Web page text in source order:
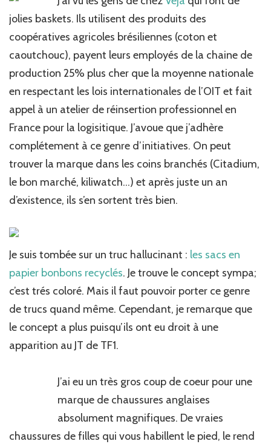
jolies baskets. Ils utilisent des produits des
coopératives agricoles brésiliennes (coton et
caoutchouc), payent leurs employés de la chaine de
production 25% plus cher que la moyenne nationale
en respectant les lois internationales de l’OIT et fait
appel à un atelier de réinsertion professionnel en
France pour la logisitique. J’avoue que j’adhère
complétement à ce genre d’initiatives. On peut
trouver la marque dans les coins branchés (Citadium,
le bon marché, kiliwatch…) et après juste un an
d’existence, ils s’en sortent très bien.
Je suis tombée sur un truc hallucinant : les sacs en
papier bonbons recyclés. Je trouve le concept sympa;
c’est trés coloré. Mais il faut pouvoir porter ce genre
de trucs quand même. Cependant, je remarque que
le concept a plus puisqu’ils ont eu droit à une
apparition au JT de TF1.
J’ai eu un très gros coup de coeur pour une
marque de chaussures anglaises
absolument magnifiques. De vraies
chaussures de filles qui vous habillent le pied, le rend